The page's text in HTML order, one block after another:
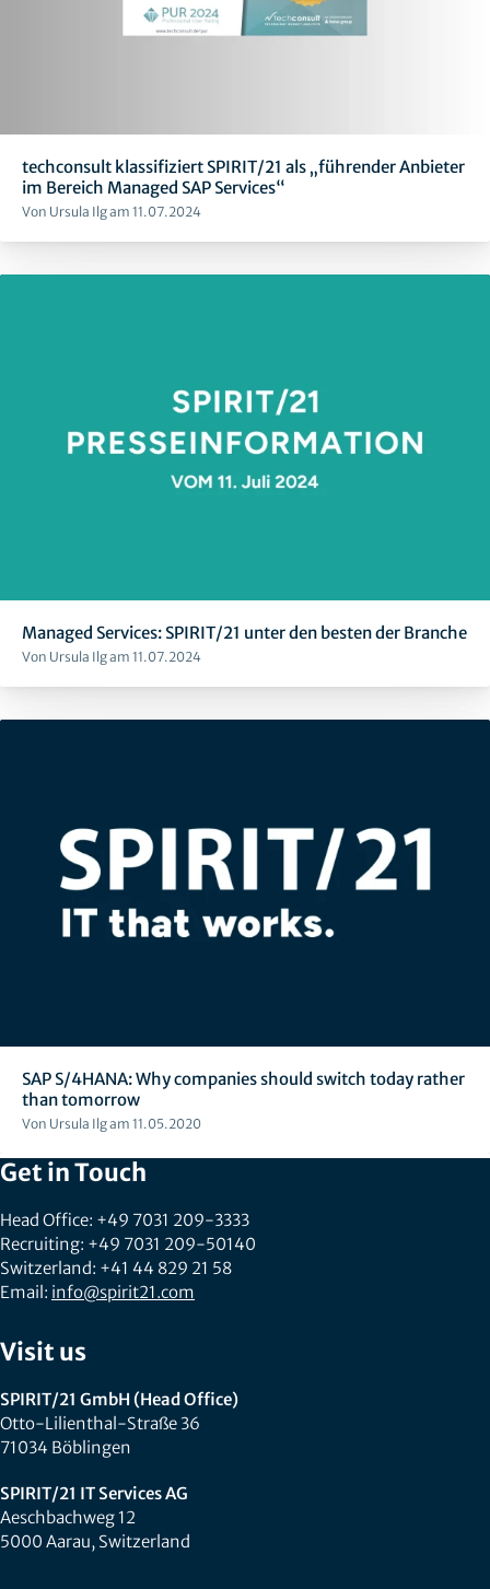
techconsult klassifiziert SPIRIT/21 als „führender Anbieter
im Bereich Managed SAP Services“
Von Ursula Ilg am 11.07.2024
Managed Services: SPIRIT/21 unter den besten der Branche
Von Ursula Ilg am 11.07.2024
SAP S/4HANA: Why companies should switch today rather
than tomorrow
Von Ursula Ilg am 11.05.2020
Get in Touch
Head Office: +49 7031 209-3333
Recruiting: +49 7031 209-50140
Switzerland: +41 44 829 21 58
Email: info@spirit21.com
Visit us
SPIRIT/21 GmbH (Head Office)
Otto-Lilienthal-Straße 36
71034 Böblingen
SPIRIT/21 IT Services AG
Aeschbachweg 12
5000 Aarau, Switzerland